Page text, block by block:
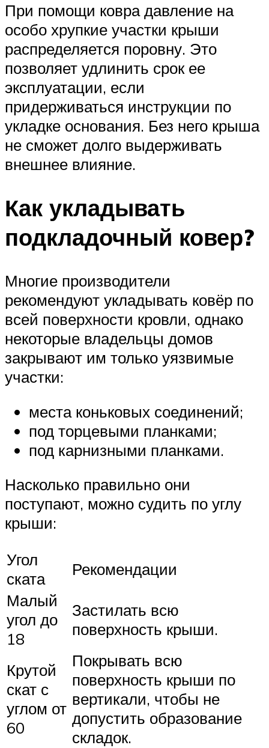
При помощи ковра давление на
особо хрупкие участки крыши
распределяется поровну. Это
позволяет удлинить срок ее
эксплуатации, если
придерживаться инструкции по
укладке основания. Без него крыша
не сможет долго выдерживать
внешнее влияние.
Как укладывать
подкладочный ковер?
Многие производители
рекомендуют укладывать ковёр по
всей поверхности кровли, однако
некоторые владельцы домов
закрывают им только уязвимые
участки:
места коньковых соединений;
под торцевыми планками;
под карнизными планками.
Насколько правильно они
поступают, можно судить по углу
крыши:
Угол
ската
Рекомендации
Малый
угол до
18
Застилать всю
поверхность крыши.
Крутой
скат с
углом от
60
Покрывать всю
поверхность крыши по
вертикали, чтобы не
допустить образование
складок.